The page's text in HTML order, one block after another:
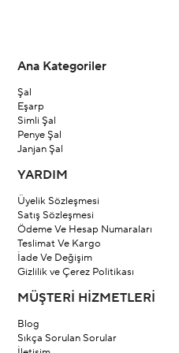
Ana Kategoriler
Şal
Eşarp
Simli Şal
Penye Şal
Janjan Şal
YARDIM
Üyelik Sözleşmesi
Satış Sözleşmesi
Ödeme Ve Hesap Numaraları
Teslimat Ve Kargo
İade Ve Değişim
Gizlilik ve Çerez Politikası
MÜŞTERİ HİZMETLERİ
Blog
Sıkça Sorulan Sorular